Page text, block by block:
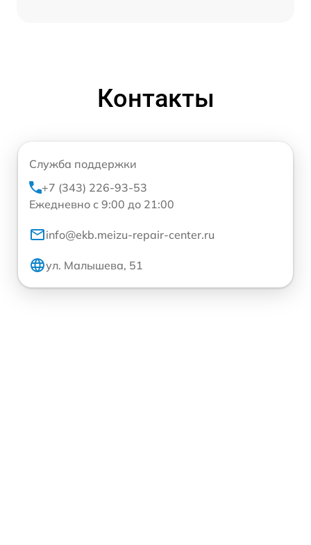
Контакты
Служба поддержки
+7 (343) 226-93-53
Ежедневно с 9:00 до 21:00
info@ekb.meizu-repair-center.ru
ул. Малышева, 51